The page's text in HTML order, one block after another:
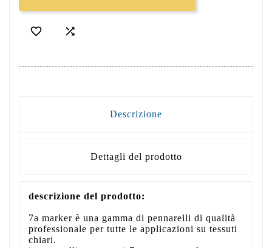
 
Descrizione
Dettagli del prodotto
descrizione del prodotto:
7a marker è una gamma di pennarelli di qualità
professionale per tutte le applicazioni su tessuti
chiari.